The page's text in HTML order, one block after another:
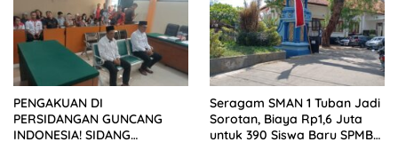
PENGAKUAN DI
PERSIDANGAN GUNCANG
INDONESIA! SIDANG
Seragam SMAN 1 Tuban Jadi
Sorotan, Biaya Rp1,6 Juta
untuk 390 Siswa Baru SPMB